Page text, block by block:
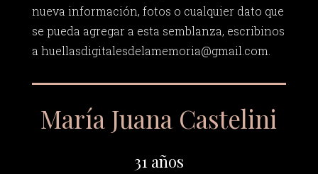
nueva información, fotos o cualquier dato que
se pueda agregar a esta semblanza, escribinos
a huellasdigitalesdelamemoria@gmail.com.
María Juana Castelini
31 años